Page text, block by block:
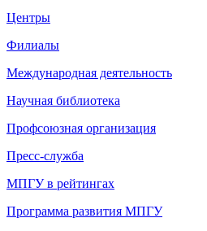
Центры
Филиалы
Международная деятельность
Научная библиотека
Профсоюзная организация
Пресс-служба
МПГУ в рейтингах
Программа развития МПГУ